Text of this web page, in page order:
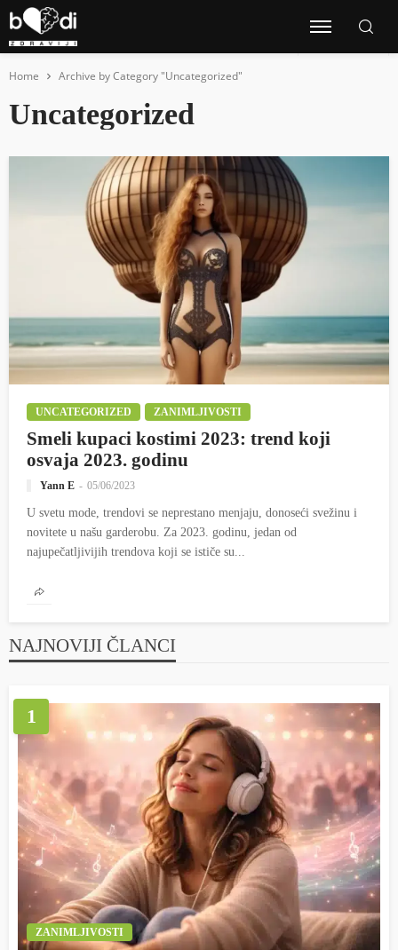
Home Archive by Category "Uncategorized"
Uncategorized
UNCATEGORIZED ZANIMLJIVOSTI
Smeli kupaci kostimi 2023: trend koji
osvaja 2023. godinu
Yann E 05/06/2023
U svetu mode, trendovi se neprestano menjaju, donoseći svežinu i
novitete u našu garderobu. Za 2023. godinu, jedan od
najupečatljivijih trendova koji se ističe su...
NAJNOVIJI ČLANCI
1
ZANIMLJIVOSTI